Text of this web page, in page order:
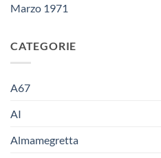
Marzo 1971
CATEGORIE
A67
AI
Almamegretta